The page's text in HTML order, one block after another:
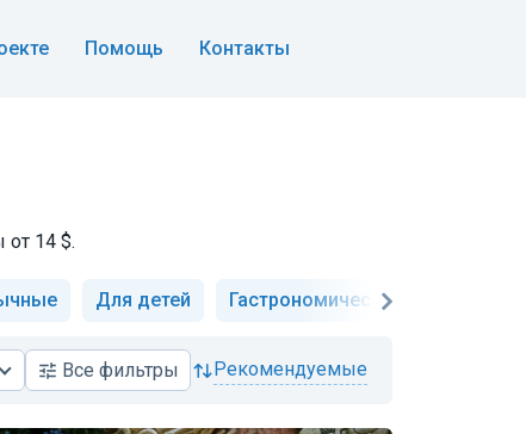
Помощь Контакты
от 14 $.
Для детей Гастрономические
Всефильтры рекомендуемые